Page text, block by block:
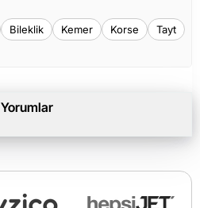
Bileklik Kemer Korse
Tayt
Yorumlar